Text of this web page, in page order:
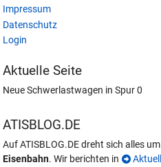
Impressum
Datenschutz
Login
Aktuelle Seite
Neue Schwerlastwagen in Spur 0
ATISBLOG.DE
Auf ATISBLOG.DE dreht sich alles
Eisenbahn. Wir berichten in